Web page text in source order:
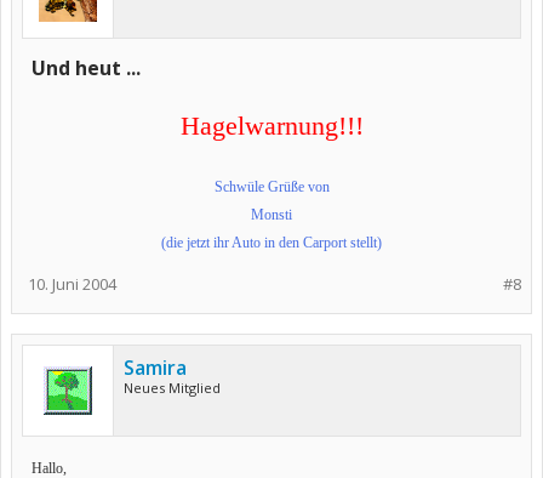
Und heut ...
Hagelwarnung!!!
Schwüle Grüße von
Monsti
(die jetzt ihr Auto in den Carport stellt)
#8
10. Juni 2004
Samira
Neues Mitglied
Hallo,